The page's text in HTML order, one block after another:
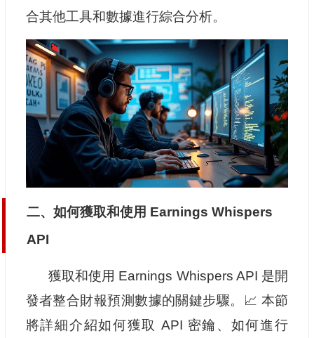
合其他工具和數據進行綜合分析。
二、如何獲取和使用 Earnings Whispers
API
獲取和使用 Earnings Whispers API 是開
發者整合財報預測數據的關鍵步驟。📈 本節
將詳細介紹如何獲取 API 密鑰、如何進行